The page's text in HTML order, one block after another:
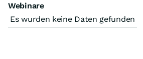
Webinare
Es wurden keine Daten gefunden